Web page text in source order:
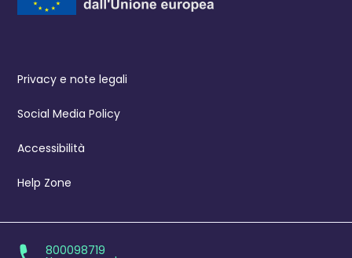
Privacy e note legali
Social Media Policy
Accessibilità
Help Zone
800098719